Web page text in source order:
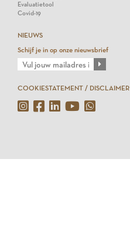
Evaluatietool
Covid-19
NIEUWS
Schijf je in op onze nieuwsbrief
COOKIESTATEMENT / DISCLAIMER